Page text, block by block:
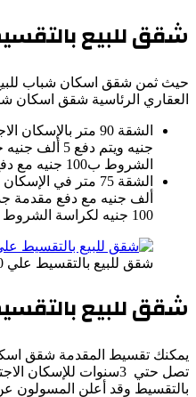
شقق للبيع
حيث ثمن شقق اسكان شباب للبيع
العقاري الرئاسية شقق اسكان
جنيه ويتم
الشروط ب100 جنيه مع دفع 350 نموذج مساحة
100 جنيه لكراسة الشروط و350 جنيه نموذج للمساحة
شقق للبيع بالتقسيط علي 20 سنة
شقق للبيع
يمكنك تقسيط المقدمة شقق
تصل حتي 3سنوات
بالتقسيط وقد أعلن المسولون